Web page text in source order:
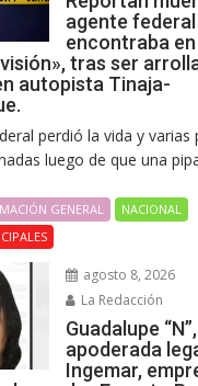
agente federal
encontraba en
tras ser
autopista Tinaja-
perdió la vida y varias
luego de que una
GENERAL
NACIONAL
agosto 8, 2026
La Redacción
Guadalupe “N”,
apoderada
Ingemar,